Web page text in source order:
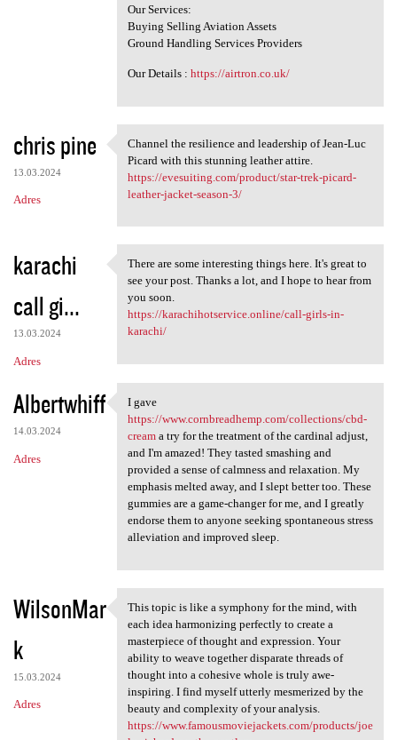
Our Services:
Buying Selling Aviation Assets
Ground Handling Services Providers
Our Details : https://airtron.co.uk/
chris pine
13.03.2024
Adres
Channel the resilience and
Channel the resilience and leadership of Jean-Luc
Picard with this stunning leather attire.
https://evesuiting.com/product/star-trek-picard-
leather-jacket-season-3/
karachi
call gi...
13.03.2024
Adres
There are some interesting
There are some interesting things here. It's great to
see your post. Thanks a lot, and I hope to hear from
you soon.
https://karachihotservice.online/call-girls-in-
karachi/
Albertwhiff
14.03.2024
Adres
I gave https://www
I gave
https://www.cornbreadhemp.com/collections/cbd-
creama try for the treatment of the cardinal adjust,
and I'm amazed! They tasted smashing and
provided a sense of calmness and relaxation. My
emphasis melted away, and I slept better too. These
gummies are a game-changer for me, and I greatly
endorse them to anyone seeking spontaneous stress
alleviation and improved sleep.
WilsonMar
k
15.03.2024
Adres
This topic is like a symphony
This topic is like a symphony for the mind, with
each idea harmonizing perfectly to create a
masterpiece of thought and expression. Your
ability to weave together disparate threads of
thought into a cohesive whole is truly awe-
inspiring. I find myself utterly mesmerized by the
beauty and complexity of your analysis.
https://www.famousmoviejackets.com/products/joe